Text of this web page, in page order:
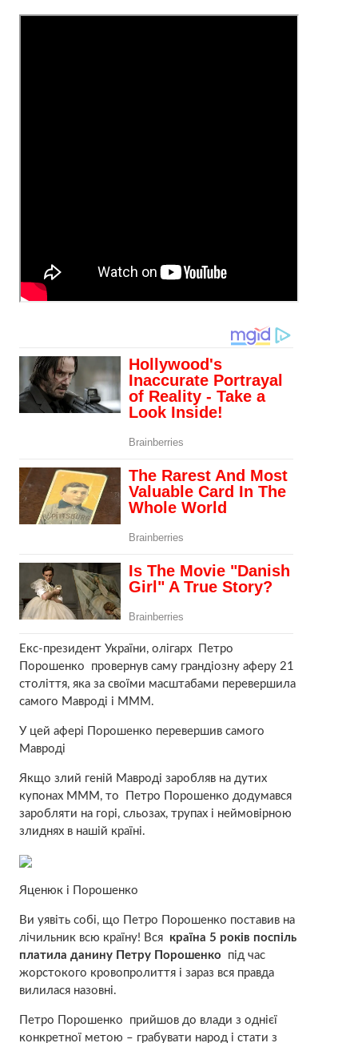
Екс-президент України, олігарх Петро
Порошенко провернув саму грандіозну аферу 21
століття, яка за своїми масштабами перевершила
самого Мавроді і МММ.
У цей афері Порошенко перевершив самого
Мавроді
Якщо злий геній Мавроді заробляв на дутих
купонах МММ, то Петро Порошенко додумався
заробляти на горі, сльозах, трупах і неймовірною
злиднях в нашій країні.
Яценюк і Порошенко
Ви уявіть собі, що Петро Порошенко поставив на
лічильник всю країну! Вся країна 5 років поспіль
платила данину Петру Порошенко під час
жорстокого кровопролиття і зараз вся правда
вилилася назовні.
Петро Порошенко прийшов до влади з однієї
конкретної метою – грабувати народ і стати з